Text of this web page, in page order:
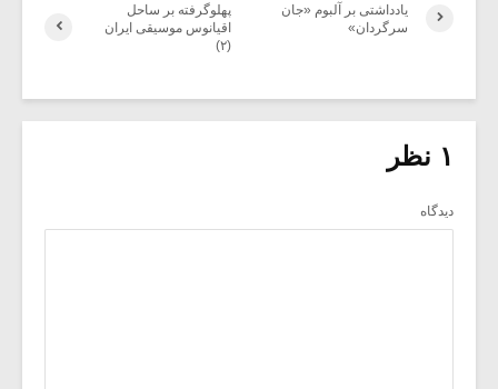
پهلوگرفته بر ساحل
اقیانوس موسیقی ایران
(۲)
یادداشتی بر آلبوم «جان
سرگردان»
۱ نظر
دیدگاه